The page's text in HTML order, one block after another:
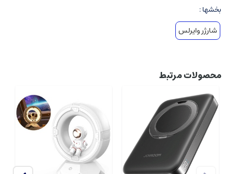
بخشها :
شارژر وایرلس
محصولات مرتبط